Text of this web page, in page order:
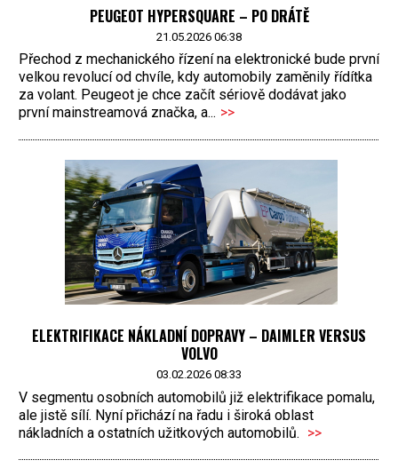
PEUGEOT HYPERSQUARE – PO DRÁTĚ
21.05.2026 06:38
Přechod z mechanického řízení na elektronické bude první
velkou revolucí od chvíle, kdy automobily zaměnily řídítka
za volant. Peugeot je chce začít sériově dodávat jako
první mainstreamová značka, a... >>
ELEKTRIFIKACE NÁKLADNÍ DOPRAVY – DAIMLER VERSUS
VOLVO
03.02.2026 08:33
V segmentu osobních automobilů již elektrifikace pomalu,
ale jistě sílí. Nyní přichází na řadu i široká oblast
nákladních a ostatních užitkových automobilů. >>